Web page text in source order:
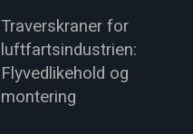
Traverskraner for
luftfartsindustrien:
Flyvedlikehold og
montering